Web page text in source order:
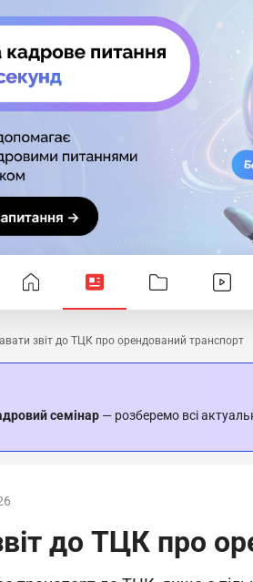
звіт до ТЦК про орендований транспорт
семінар — розберемо всі
до ТЦК про